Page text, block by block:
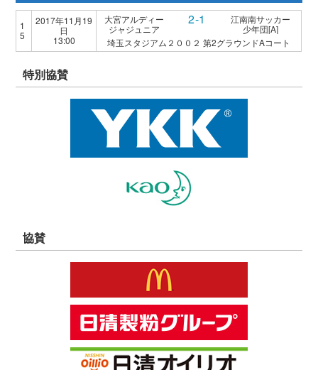
1
5
2017年11月19
日
13:00
大宮アルディー
ジャジュニア
2-1
江南南サッカー
少年団[A]
埼玉スタジアム２００２ 第2グラウンドAコート
特別協賛
協賛